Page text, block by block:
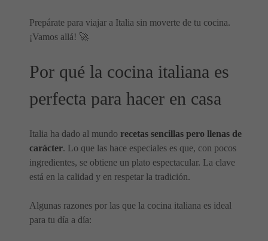
Prepárate para viajar a Italia sin moverte de tu cocina.
¡Vamos allá! 🚀
Por qué la cocina italiana es
perfecta para hacer en casa
Italia ha dado al mundo recetas sencillas pero llenas de
carácter. Lo que las hace especiales es que, con pocos
ingredientes, se obtiene un plato espectacular. La clave
está en la calidad y en respetar la tradición.
Algunas razones por las que la cocina italiana es ideal
para tu día a día: